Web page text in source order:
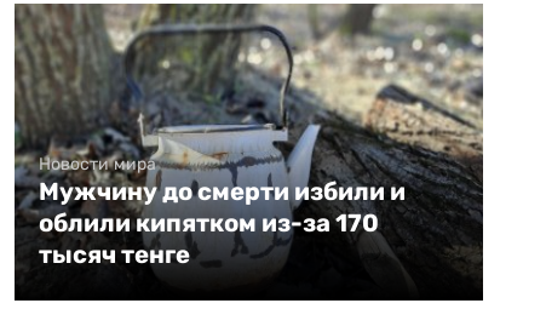
Новости мира
Мужчину до смерти избили и
облили кипятком из-за 170
тысяч тенге